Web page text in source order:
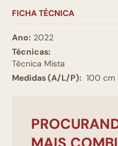
FICHA TÉCNICA
Ano: 2022
Técnicas:
Técnica Mista
Medidas (A/L/P): 100 cm